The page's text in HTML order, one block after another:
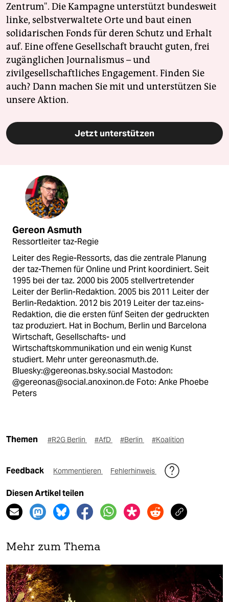
Zentrum". Die Kampagne unterstützt bundesweit
linke, selbstverwaltete Orte und baut einen
solidarischen Fonds für deren Schutz und Erhalt
auf. Eine offene Gesellschaft braucht guten, frei
zugänglichen Journalismus – und
zivilgesellschaftliches Engagement. Finden Sie
auch? Dann machen Sie mit und unterstützen Sie
unsere Aktion.
Jetzt unterstützen
Gereon Asmuth
Ressortleiter taz-Regie
Leiter des Regie-Ressorts, das die zentrale Planung
der taz-Themen für Online und Print koordiniert. Seit
1995 bei der taz. 2000 bis 2005 stellvertretender
Leiter der Berlin-Redaktion. 2005 bis 2011 Leiter der
Berlin-Redaktion. 2012 bis 2019 Leiter der taz.eins-
Redaktion, die die ersten fünf Seiten der gedruckten
taz produziert. Hat in Bochum, Berlin und Barcelona
Wirtschaft, Gesellschafts- und
Wirtschaftskommunikation und ein wenig Kunst
studiert. Mehr unter gereonasmuth.de.
Bluesky:@gereonas.bsky.social Mastodon:
@gereonas@social.anoxinon.de Foto: Anke Phoebe
Peters
Themen #R2G Berlin #AfD #Berlin #Koalition
Feedback Kommentieren Fehlerhinweis
Diesen Artikel teilen
Mehr zum Thema